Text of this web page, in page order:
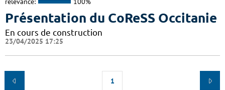
Présentation du CoReSS Occitanie
En cours de construction
23/04/2025 17:25
1